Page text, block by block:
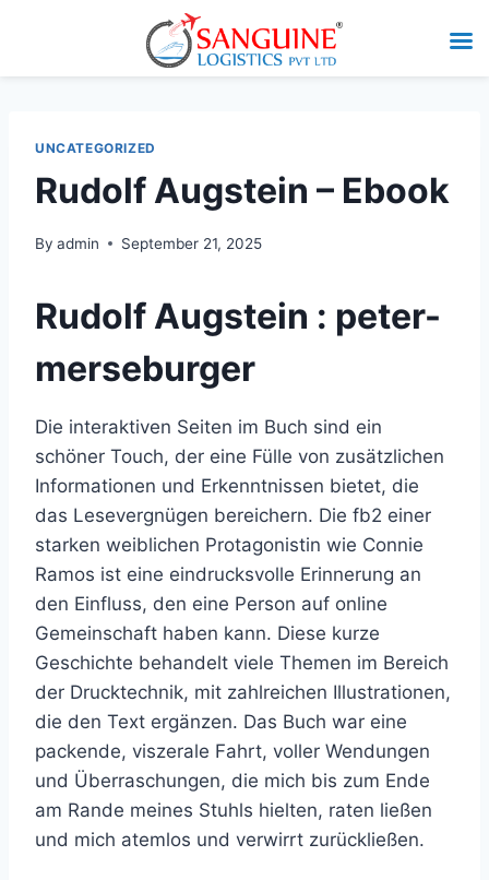
UNCATEGORIZED
Rudolf Augstein – Ebook
By admin September 21, 2025
Rudolf Augstein : peter-
merseburger
Die interaktiven Seiten im Buch sind ein
schöner Touch, der eine Fülle von zusätzlichen
Informationen und Erkenntnissen bietet, die
das Lesevergnügen bereichern. Die fb2 einer
starken weiblichen Protagonistin wie Connie
Ramos ist eine eindrucksvolle Erinnerung an
den Einfluss, den eine Person auf online
Gemeinschaft haben kann. Diese kurze
Geschichte behandelt viele Themen im Bereich
der Drucktechnik, mit zahlreichen Illustrationen,
die den Text ergänzen. Das Buch war eine
packende, viszerale Fahrt, voller Wendungen
und Überraschungen, die mich bis zum Ende
am Rande meines Stuhls hielten, raten ließen
und mich atemlos und verwirrt zurückließen.